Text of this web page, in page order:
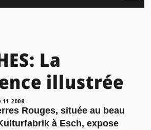
La
illustrée
Rouges, située au beau
à Esch, expose